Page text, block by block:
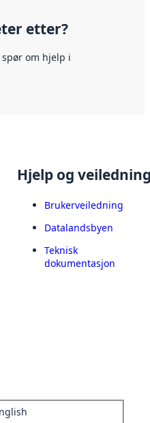
etter?
om hjelp i
Hjelp og
Brukerveiledning
Datalandsbyen
Teknisk
dokumentasjon